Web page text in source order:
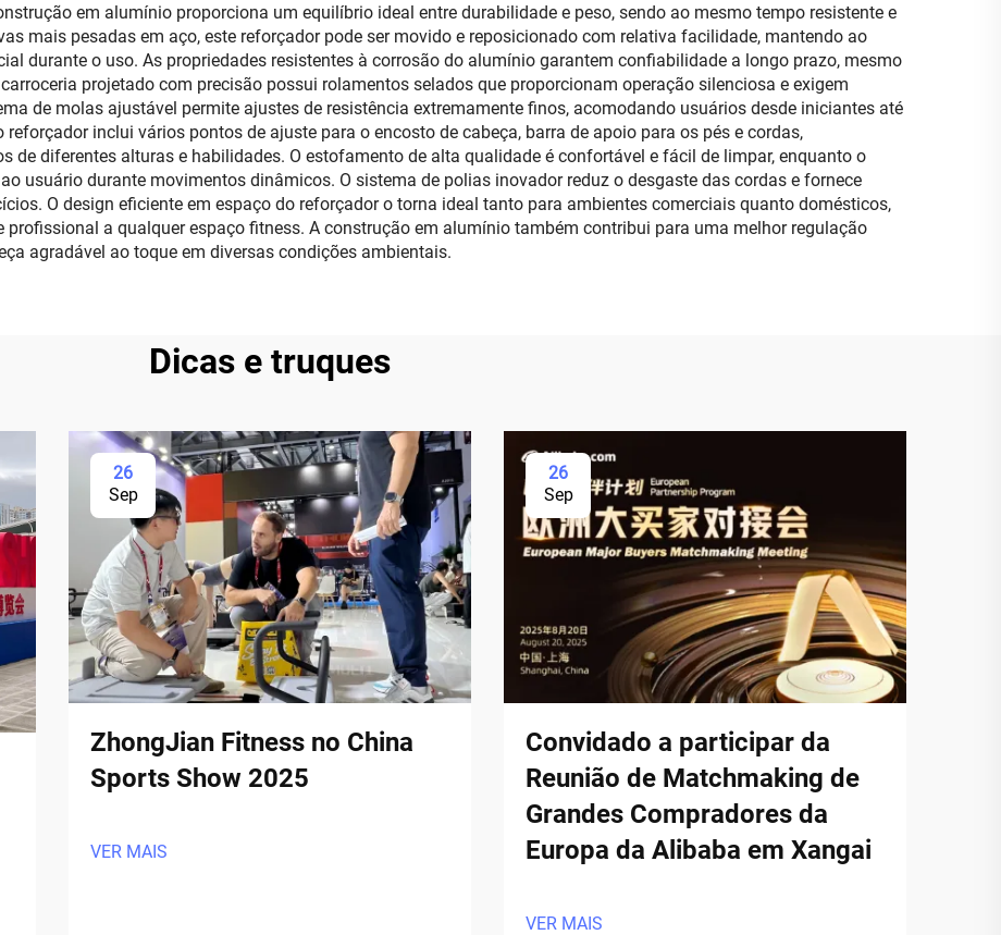
em alumínio proporciona um equilíbrio ideal entre durabilidade e peso, sendo ao mesmo tempo resistente e
mais pesadas em aço, este reforçador pode ser movido e reposicionado com relativa facilidade, mantendo ao
durante o uso. As propriedades resistentes à corrosão do alumínio garantem confiabilidade a longo prazo, mesmo
projetado com precisão possui rolamentos selados que proporcionam operação silenciosa e exigem
de molas ajustável permite ajustes de resistência extremamente finos, acomodando usuários desde iniciantes até
inclui vários pontos de ajuste para o encosto de cabeça, barra de apoio para os pés e cordas,
de diferentes alturas e habilidades. O estofamento de alta qualidade é confortável e fácil de limpar, enquanto o
usuário durante movimentos dinâmicos. O sistema de polias inovador reduz o desgaste das cordas e fornece
O design eficiente em espaço do reforçador o torna ideal tanto para ambientes comerciais quanto domésticos,
a qualquer espaço fitness. A construção em alumínio também contribui para uma melhor regulação
agradável ao toque em diversas condições ambientais.
Dicas e truques
26
Sep
ZhongJian Fitness no China
Sports Show 2025
VER MAIS
26
Sep
Convidado a participar da
Reunião de Matchmaking de
Grandes Compradores da
Europa da Alibaba em Xangai
VER MAIS